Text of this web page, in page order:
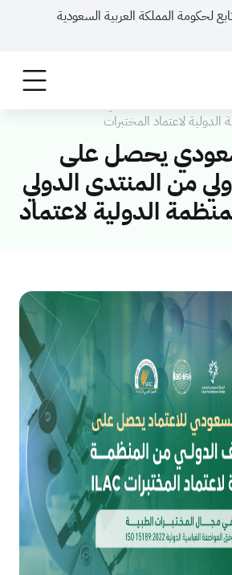
لحكومة المملكة العربية السعودية
الدولية لاعتماد المختبرات
يحصل على
من المنتدى الدولي
الدولية لاعتماد